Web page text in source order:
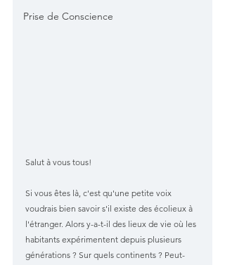
Prise de Conscience
Salut à vous tous!
Si vous êtes là, c'est qu'une petite voix
voudrais bien savoir s'il existe des écolieux à
l'étranger. Alors y-a-t-il des lieux de vie où les
habitants expérimentent depuis plusieurs
générations ? Sur quels continents ? Peut-